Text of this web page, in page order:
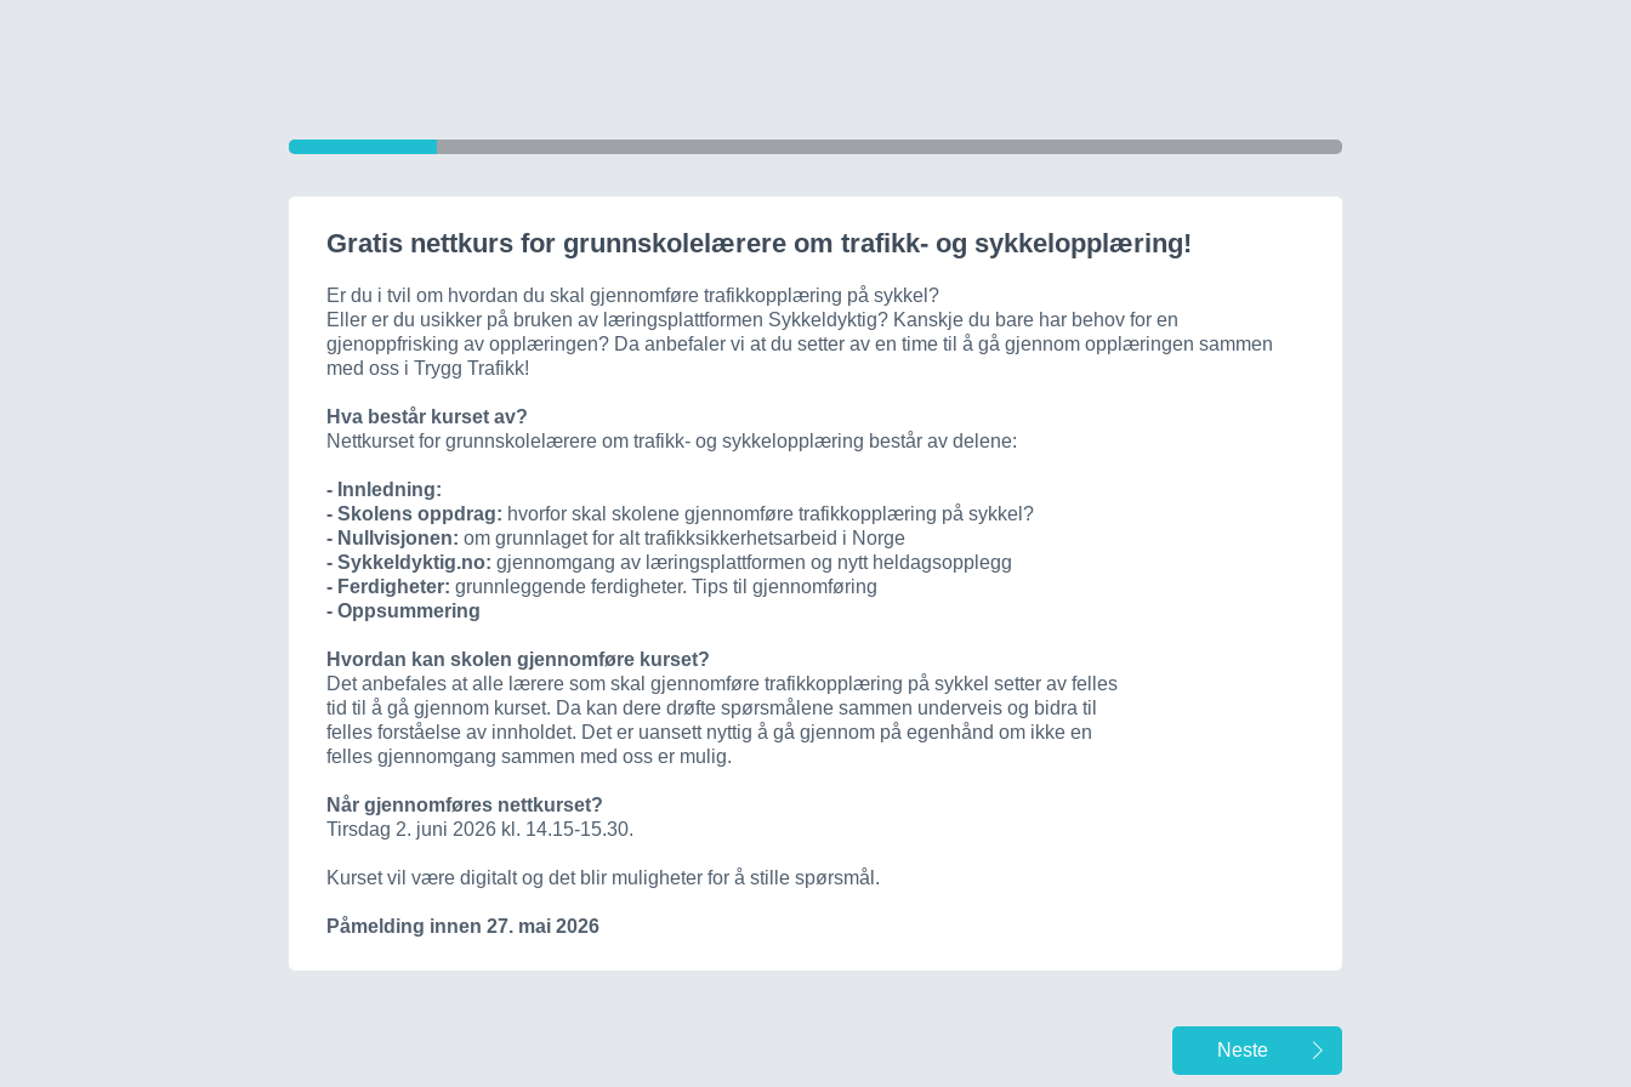
Gratis nettkurs for grunnskolelærere om trafikk- og sykkelopplæring!
Er du i tvil om hvordan du skal gjennomføre trafikkopplæring på sykkel?
Eller er du usikker på bruken av læringsplattformen Sykkeldyktig? Kanskje du bare har behov for en
gjenoppfrisking av opplæringen? Da anbefaler vi at du setter av en time til å gå gjennom opplæringen sammen
med oss i Trygg Trafikk!
Hva består kurset av?
Nettkurset for grunnskolelærere om trafikk- og sykkelopplæring består av delene:
- Innledning:
- Skolens oppdrag: hvorfor skal skolene gjennomføre trafikkopplæring på sykkel?
- Nullvisjonen: om grunnlaget for alt trafikksikkerhetsarbeid i Norge
- Sykkeldyktig.no: gjennomgang av læringsplattformen og nytt heldagsopplegg
- Ferdigheter: grunnleggende ferdigheter. Tips til gjennomføring
- Oppsummering
Hvordan kan skolen gjennomføre kurset?
Det anbefales at alle lærere som skal gjennomføre trafikkopplæring på sykkel setter av felles
tid til å gå gjennom kurset. Da kan dere drøfte spørsmålene sammen underveis og bidra til
felles forståelse av innholdet. Det er uansett nyttig å gå gjennom på egenhånd om ikke en
felles gjennomgang sammen med oss er mulig.
Når gjennomføres nettkurset?
Tirsdag 2. juni 2026 kl. 14.15-15.30.
Kurset vil være digitalt og det blir muligheter for å stille spørsmål.
Påmelding innen 27. mai 2026
Neste